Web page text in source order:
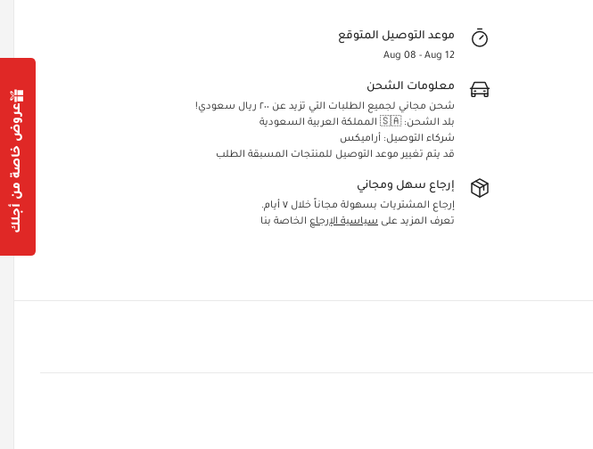
موعد التوصيل المتوقع
Aug 08 - Aug 12
معلومات الشحن
شحن مجاني لجميع الطلبات التي تزيد عن ٢٠٠ ريال سعودي!
بلد الشحن: 🇸🇦 المملكة العربية السعودية
شركاء التوصيل: أراميكس
قد يتم تغيير موعد التوصيل للمنتجات المسبقة الطلب
إرجاع سهل ومجاني
إرجاع المشتريات بسهولة مجاناً خلال ٧ أيام.
تعرف المزيد على سياسية الإرجاع الخاصة بنا عروض خاصة من أجلك